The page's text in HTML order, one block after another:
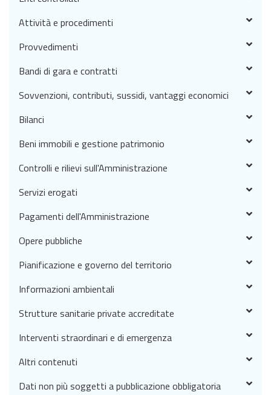
Attività e procedimenti
Provvedimenti
Bandi di gara e contratti
Sovvenzioni, contributi, sussidi, vantaggi economici
Bilanci
Beni immobili e gestione patrimonio
Controlli e rilievi sull'Amministrazione
Servizi erogati
Pagamenti dell'Amministrazione
Opere pubbliche
Pianificazione e governo del territorio
Informazioni ambientali
Strutture sanitarie private accreditate
Interventi straordinari e di emergenza
Altri contenuti
Dati non più soggetti a pubblicazione obbligatoria